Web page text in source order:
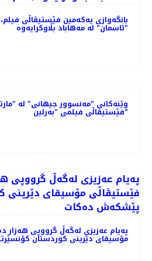
بانگەوازی یەکەمین فێستیڤاڵی
"ئاسمان" لە مەهاباد بڵاوکرایەوە
وێنەکانی "مەنسوور جیهانی" له‌
فێستیڤاڵی فیلمی "بەرلین"
پەیام عەزیزی لەگەڵ گرووپی هەزار
مۆسیقای دێرینی کوردستان